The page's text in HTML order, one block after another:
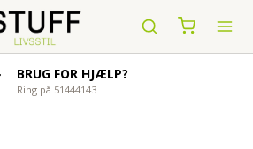
BRUG FOR HJÆLP?
Ring på 51444143